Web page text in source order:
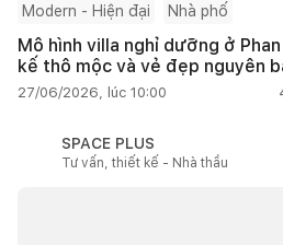
Modern - Hiện đại Nhà phố
Mô hình villa nghỉ dưỡng ở
kế thô mộc và vẻ đẹp nguyên
27/06/2026, lúc 10:00
SPACE PLUS
Tư vấn, thiết kế - Nhà thầu